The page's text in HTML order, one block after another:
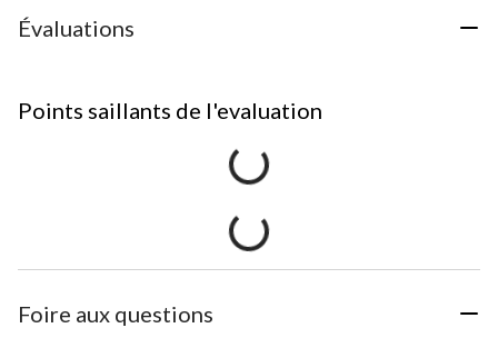
Évaluations
Points saillants de l'evaluation
Foire aux questions